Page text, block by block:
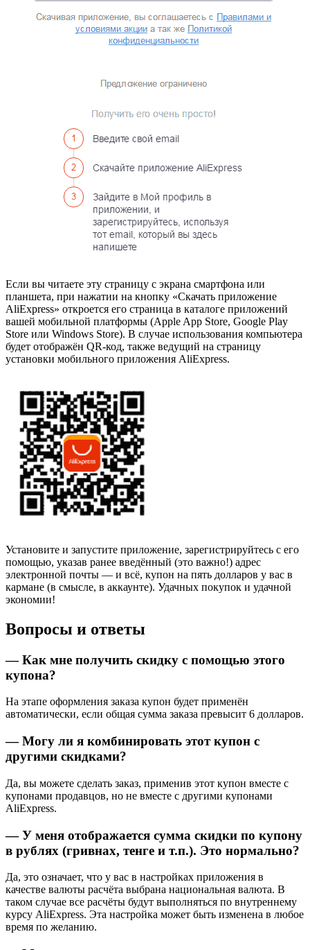
Если вы читаете эту страницу с экрана смартфона или
планшета, при нажатии на кнопку «Скачать приложение
AliExpress» откроется его страница в каталоге приложений
вашей мобильной платформы (Apple App Store, Google Play
Store или Windows Store). В случае использования компьютера
будет отображён QR-код, также ведущий на страницу
установки мобильного приложения AliExpress.
Установите и запустите приложение, зарегистрируйтесь с его
помощью, указав ранее введённый (это важно!) адрес
электронной почты — и всё, купон на пять долларов у вас в
кармане (в смысле, в аккаунте). Удачных покупок и удачной
экономии!
Вопросы и ответы
— Как мне получить скидку с помощью этого
купона?
На этапе оформления заказа купон будет применён
автоматически, если общая сумма заказа превысит 6 долларов.
— Могу ли я комбинировать этот купон с
другими скидками?
Да, вы можете сделать заказ, применив этот купон вместе с
купонами продавцов, но не вместе с другими купонами
AliExpress.
— У меня отображается сумма скидки по купону
в рублях (гривнах, тенге и т.п.). Это нормально?
Да, это означает, что у вас в настройках приложения в
качестве валюты расчёта выбрана национальная валюта. В
таком случае все расчёты будут выполняться по внутреннему
курсу AliExpress. Эта настройка может быть изменена в любое
время по желанию.